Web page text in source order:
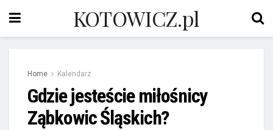
KOTOWICZ.pl
Home Kalendarz
Gdzie jesteście miłośnicy
Ząbkowic Śląskich?